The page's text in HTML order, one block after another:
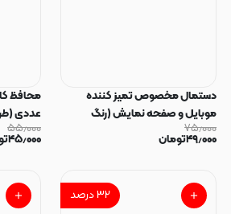
دستمال مخصوص تمیز کننده
موبایل و صفحه نمایش (رنگ
رندوم)
۷۵٫۰۰۰
۴۹٫۰۰۰تومان
عددی
۵۵٫۰۰۰
۴۵٫۰۰۰
۳۲درصد